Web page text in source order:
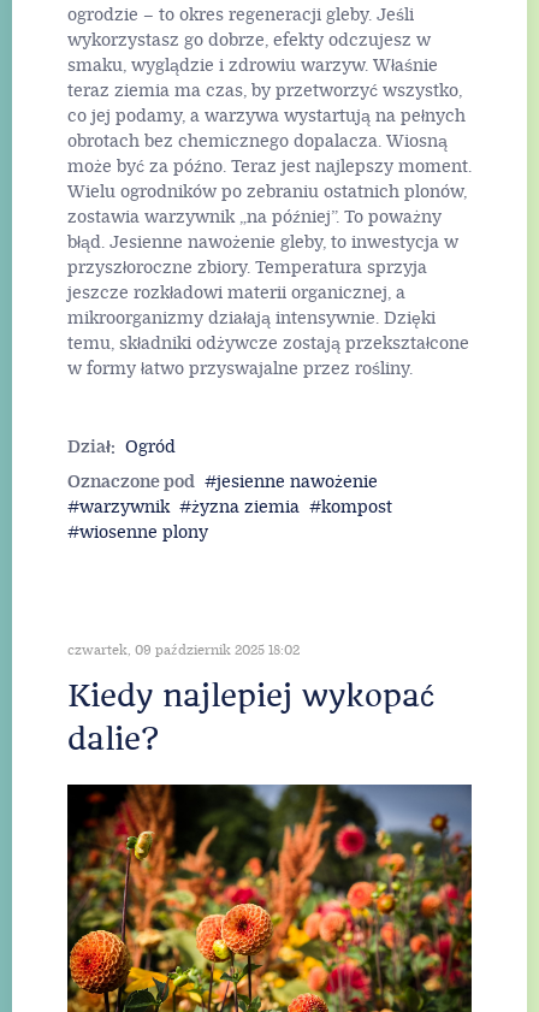
ogrodzie – to okres regeneracji gleby. Jeśli
wykorzystasz go dobrze, efekty odczujesz w
smaku, wyglądzie i zdrowiu warzyw. Właśnie
teraz ziemia ma czas, by przetworzyć wszystko,
co jej podamy, a warzywa wystartują na pełnych
obrotach bez chemicznego dopalacza. Wiosną
może być za późno. Teraz jest najlepszy moment.
Wielu ogrodników po zebraniu ostatnich plonów,
zostawia warzywnik „na później”. To poważny
błąd. Jesienne nawożenie gleby, to inwestycja w
przyszłoroczne zbiory. Temperatura sprzyja
jeszcze rozkładowi materii organicznej, a
mikroorganizmy działają intensywnie. Dzięki
temu, składniki odżywcze zostają przekształcone
w formy łatwo przyswajalne przez rośliny.
Dział: Ogród
Oznaczone pod
jesienne nawożenie
warzywnik
żyzna ziemia
kompost
wiosenne plony
czwartek, 09 październik 2025 18:02
Kiedy najlepiej wykopać
dalie?